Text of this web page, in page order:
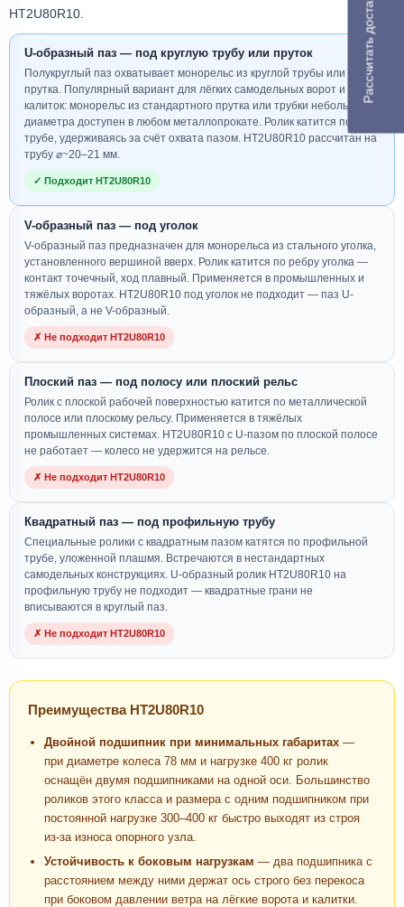
HT2U80R10.
U-образный паз — под круглую трубу или пруток
Полукруглый паз охватывает монорельс из круглой трубы или
прутка. Популярный вариант для лёгких самодельных ворот и
калиток: монорельс из стандартного прутка или трубки небольшого
диаметра доступен в любом металлопрокате. Ролик катится по
трубе, удерживаясь за счёт охвата пазом. HT2U80R10 рассчитан на
трубу ⌀~20–21 мм.
✓ Подходит HT2U80R10
V-образный паз — под уголок
V-образный паз предназначен для монорельса из стального уголка,
установленного вершиной вверх. Ролик катится по ребру уголка —
контакт точечный, ход плавный. Применяется в промышленных и
тяжёлых воротах. HT2U80R10 под уголок не подходит — паз U-
образный, а не V-образный.
✗ Не подходит HT2U80R10
Плоский паз — под полосу или плоский рельс
Ролик с плоской рабочей поверхностью катится по металлической
полосе или плоскому рельсу. Применяется в тяжёлых
промышленных системах. HT2U80R10 с U-пазом по плоской полосе
не работает — колесо не удержится на рельсе.
✗ Не подходит HT2U80R10
Квадратный паз — под профильную трубу
Специальные ролики с квадратным пазом катятся по профильной
трубе, уложенной плашмя. Встречаются в нестандартных
самодельных конструкциях. U-образный ролик HT2U80R10 на
профильную трубу не подходит — квадратные грани не
вписываются в круглый паз.
✗ Не подходит HT2U80R10
Преимущества HT2U80R10
Двойной подшипник при минимальных габаритах —
при диаметре колеса 78 мм и нагрузке 400 кг ролик
оснащён двумя подшипниками на одной оси. Большинство
роликов этого класса и размера с одним подшипником при
постоянной нагрузке 300–400 кг быстро выходят из строя
из-за износа опорного узла.
Устойчивость к боковым нагрузкам — два подшипника с
расстоянием между ними держат ось строго без перекоса
при боковом давлении ветра на лёгкие ворота и калитки.
Рассчитать доставку